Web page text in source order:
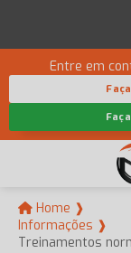
Entre em
Home ❱
Informações ❱
Treinamentos